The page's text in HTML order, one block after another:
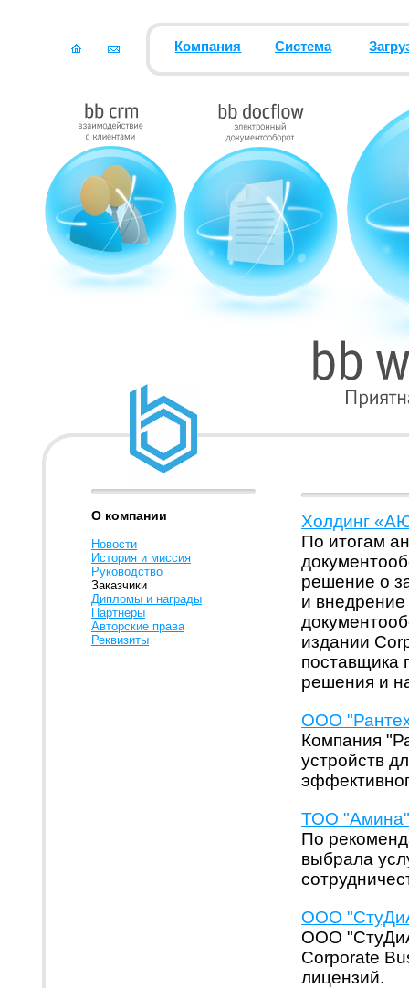
Компания Система
О компании
Новости
История и миссия
Руководство
Заказчики
Дипломы и награды
Партнеры
Авторские права
Реквизиты
Холдинг
По итогам
решение о
и внедрение
издании
поставщика
решения и
ООО
Компания
устройств
ТОО "Амина"
По
выбрала
ООО
ООО
Corporate
лицензий.